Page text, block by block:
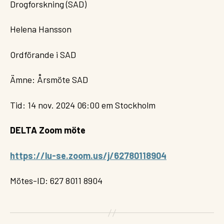
Drogforskning (SAD)
Helena Hansson
Ordförande i SAD
Ämne: Årsmöte SAD
Tid: 14 nov. 2024 06:00 em Stockholm
DELTA Zoom möte
https://lu-se.zoom.us/j/62780118904
Mötes-ID: 627 8011 8904